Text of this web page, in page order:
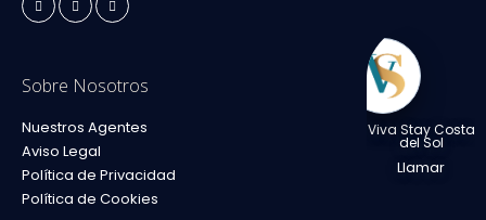
Sobre Nosotros
Nuestros Agentes
Aviso Legal
Política de Privacidad
Política de Cookies
Viva Stay Costa
del Sol
Llamar